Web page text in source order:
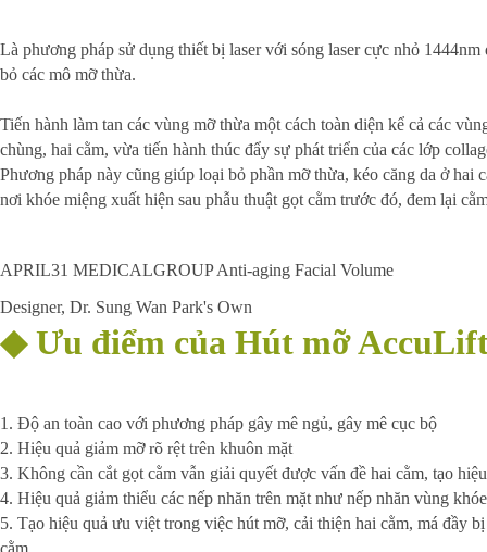
Là phương pháp sử dụng thiết bị laser với sóng laser cực nhỏ 1444nm
bỏ các mô mỡ thừa.
Tiến hành làm tan các vùng mỡ thừa một cách toàn diện kể cả các
chùng, hai cằm, vừa tiến hành thúc đẩy sự phát triển của các lớp
Phương pháp này cũng giúp loại bỏ phần mỡ thừa, kéo căng da ở hai
nơi khóe miệng xuất hiện sau phẫu thuật gọt cằm trước đó, đem lại
APRIL31 MEDICALGROUP Anti-aging Facial Volume
Designer, Dr. Sung Wan Park's Own
◆Ưu điểm của Hút mỡ
1.
2. Hiệu quả giảm mỡ rõ rệt trên khuôn mặt
3. Không cần cắt gọt cằm vẫn giải quyết được vấn đề hai cằm, tạo
4.
5. Tạo hiệu quả ưu việt trong việc hút mỡ, cải thiện hai cằm, má đầy
cằm